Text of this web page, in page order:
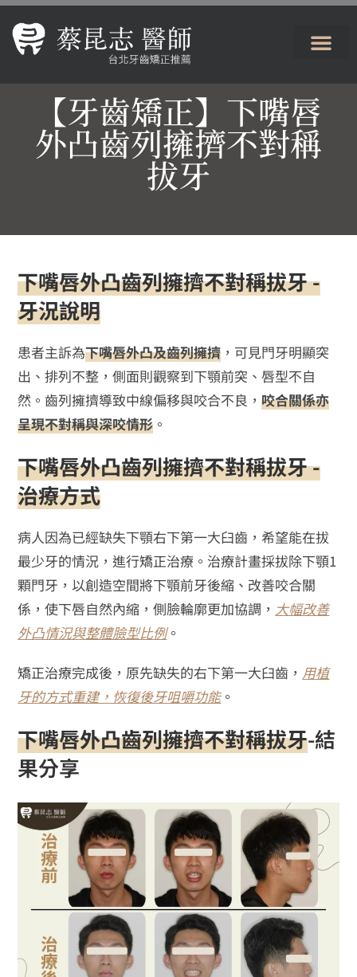
【牙齒矯正】下嘴唇
外凸齒列擁擠不對稱
拔牙
下嘴唇外凸齒列擁擠不對稱拔牙 -
牙況說明
患者主訴為下嘴唇外凸及齒列擁擠 ，可見門牙明顯突
出、排列不整，側面則觀察到下顎前突、唇型不自
然。齒列擁擠導致中線偏移與咬合不良，咬合關係亦
呈現不對稱與深咬情形 。
下嘴唇外凸齒列擁擠不對稱拔牙 -
治療方式
病人因為已經缺失下顎右下第一大臼齒，希望能在拔
最少牙的情況，進行矯正治療。治療計畫採拔除下顎1
顆門牙，以創造空間將下顎前牙後縮、改善咬合關
係，使下唇自然內縮，側臉輪廓更加協調， 大幅改善
外凸情況與整體臉型比例。
矯正治療完成後，原先缺失的右下第一大臼齒， 用植
牙的方式重建，恢復後牙咀嚼功能。
下嘴唇外凸齒列擁擠不對稱拔牙-結
果分享